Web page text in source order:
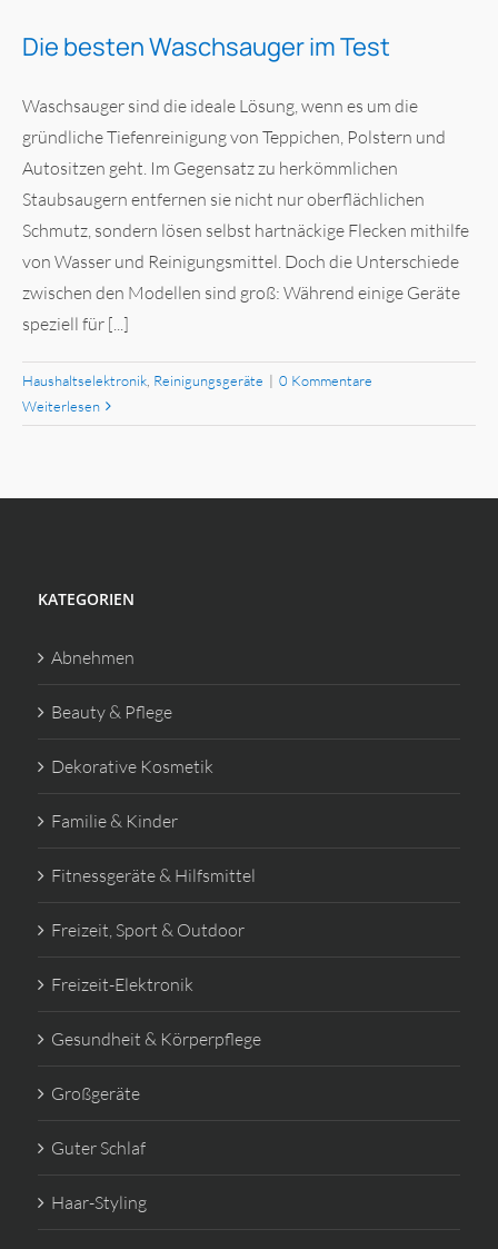
Die besten Waschsauger im Test
Waschsauger sind die ideale Lösung, wenn es um die
gründliche Tiefenreinigung von Teppichen, Polstern und
Autositzen geht. Im Gegensatz zu herkömmlichen
Staubsaugern entfernen sie nicht nur oberflächlichen
Schmutz, sondern lösen selbst hartnäckige Flecken mithilfe
von Wasser und Reinigungsmittel. Doch die Unterschiede
zwischen den Modellen sind groß: Während einige Geräte
speziell für [...]
Haushaltselektronik Reinigungsgeräte | 0 Kommentare
Weiterlesen
KATEGORIEN
Abnehmen
Beauty & Pflege
Dekorative Kosmetik
Familie & Kinder
Fitnessgeräte & Hilfsmittel
Freizeit, Sport & Outdoor
Freizeit-Elektronik
Gesundheit & Körperpflege
Großgeräte
Guter Schlaf
Haar-Styling